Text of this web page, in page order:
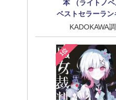
本 （ライトノベ
ベストセラーラン
KADOKAWA
1位